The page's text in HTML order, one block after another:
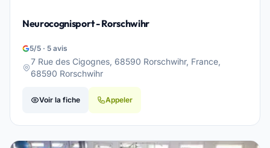
Neurocognisport - Rorschwihr
5/5 · 5 avis
7 Rue des Cigognes, 68590 Rorschwihr, France,
68590 Rorschwihr
Voir la fiche Appeler